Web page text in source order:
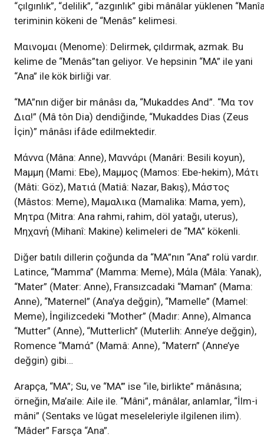
“çılgınlık”, “delilik”, “azgınlık” gibi mânâlar yüklenen
teriminin kökeni de “Menâs” kelimesi.
Mαινομαι (Menome): Delirmek, çıldırmak, azmak. Bu
kelime de “Menâs”tan geliyor. Ve hepsinin “MA” ile yani
“Ana” ile kök birliği var.
“MA”nın diğer bir mânâsı da, “Mukaddes And”. “Mα τον
Δια!” (Mâ tôn Dia) dendiğinde, “Mukaddes Dias (Zeus
İçin)” mânâsı ifâde edilmektedir.
Mάννα (Mâna: Anne), Mαννάρι (Manâri: Besili koyun),
Maμμη (Mami: Ebe), Maμμος (Mamos: Ebe-hekim), Mάτι
(Mâti: Göz), Maτιά (Matiâ: Nazar, Bakış), Mάστος
(Mâstos: Meme), Maμαλικα (Mamalika: Mama, yem),
Mητρα (Mitra: Ana rahmi, rahim, döl yatağı, uterus),
Mηχανή (Mihanî: Makine) kelimeleri de “MA” kökenli.
Diğer batılı dillerin çoğunda da “MA”nın “Ana” rolü vardır.
Latince, “Mamma” (Mamma: Meme), Mάla (Mâla: Yanak),
“Mater” (Mater: Anne), Fransızcadaki “Maman” (Mama:
Anne), “Maternel” (Ana’ya değgin), “Mamelle” (Mamel:
Meme), İngilizcedeki “Mother” (Madır: Anne), Almanca
“Mutter” (Anne), “Mutterlich” (Muterlih: Anne’ye değgin),
Romence “Mamά” (Mamâ: Anne), “Matern” (Anne’ye
değgin) gibi…
Arapça, “MA”; Su, ve “MA’” ise “ile, birlikte” mânâsına;
örneğin, Ma’aile: Aile ile. “Mâni”, mânâlar, anlamlar, “İlm-i
mâni” (Sentaks ve lûgat meseleleriyle ilgilenen ilim).
“Mâder” Farsça “Ana”.